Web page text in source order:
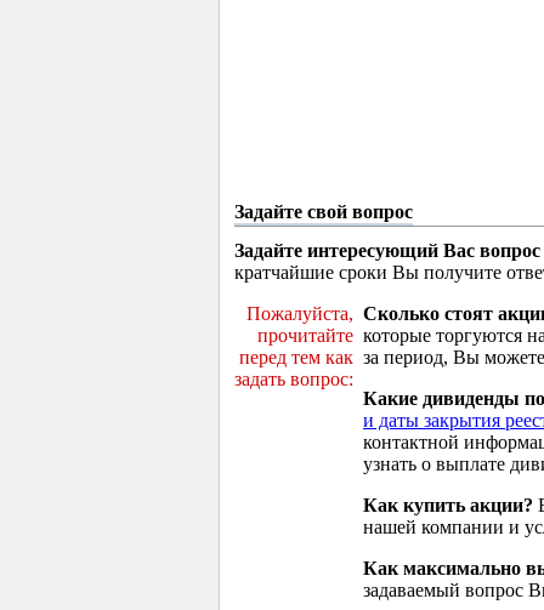
Задайте свой вопрос
Задайте интересующий Вас вопрос
кратчайшие сроки Вы получите
Пожалуйста,
прочитайте
перед тем как
задать вопрос:
Сколько стоят
которые торгуются
за период, Вы
Какие дивиденды
и даты закрытия
контактной
узнать о выплате
Как купить акции?
нашей компании и
Как максимально
задаваемый вопрос